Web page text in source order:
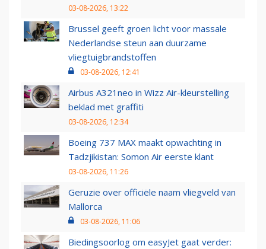
03-08-2026, 13:22
Brussel geeft groen licht voor massale
Nederlandse steun aan duurzame
vliegtuigbrandstoffen
03-08-2026, 12:41
Airbus A321neo in Wizz Air-kleurstelling
beklad met graffiti
03-08-2026, 12:34
Boeing 737 MAX maakt opwachting in
Tadzjikistan: Somon Air eerste klant
03-08-2026, 11:26
Geruzie over officiële naam vliegveld van
Mallorca
03-08-2026, 11:06
Biedingsoorlog om easyJet gaat verder: